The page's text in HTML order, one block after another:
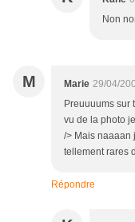
Non
M Marie 29/04/
Preuuuums sur
vu de la photo
/> Mais naaaan
tellement rares
Répondre